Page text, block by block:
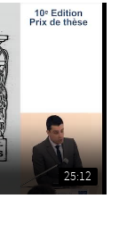
25:12